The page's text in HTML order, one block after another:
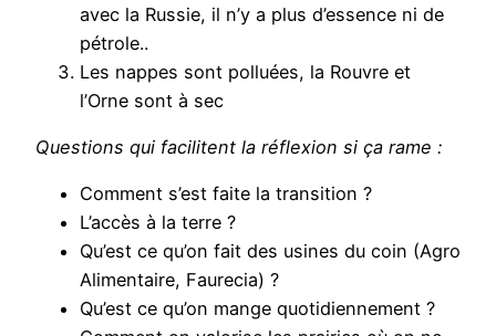
avec la Russie, il n’y a plus d’essence ni de
pétrole..
Les nappes sont polluées, la Rouvre et
l’Orne sont à sec
Questions qui facilitent la réflexion si ça rame :
Comment s’est faite la transition ?
L’accès à la terre ?
Qu’est ce qu’on fait des usines du coin (Agro
Alimentaire, Faurecia) ?
Qu’est ce qu’on mange quotidiennement ?